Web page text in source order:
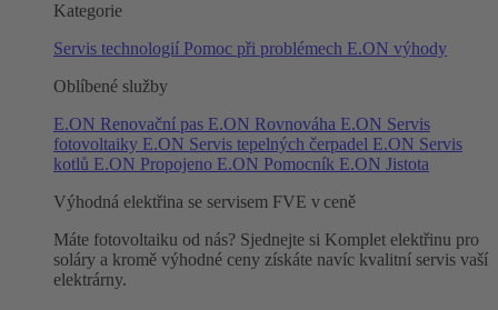
Kategorie
Servis technologií Pomoc při problémech E.ON výhody
Oblíbené služby
E.ON Renovační pas E.ON Rovnováha E.ON Servis
fotovoltaiky E.ON Servis tepelných čerpadel E.ON Servis
kotlů E.ON Propojeno E.ON Pomocník E.ON Jistota
Výhodná elektřina se servisem FVE v ceně
Máte fotovoltaiku od nás? Sjednejte si Komplet elektřinu pro
soláry a kromě výhodné ceny získáte navíc kvalitní servis vaší
elektrárny.